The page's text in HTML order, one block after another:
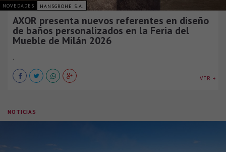
NOVEDADES HANSGROHE S.A.
AXOR presenta nuevos referentes en diseño
de baños personalizados en la Feria del
Mueble de Milán 2026
.
VER +
NOTICIAS